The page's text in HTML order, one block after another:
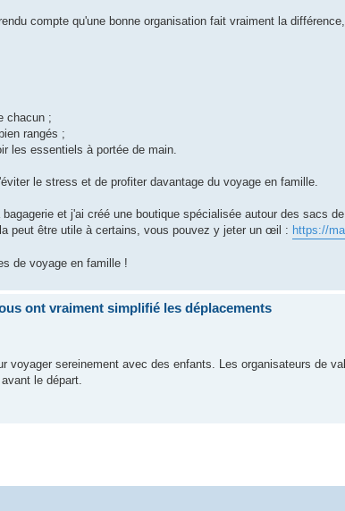
compte qu'une bonne organisation fait vraiment la
chacun ;
rangés ;
les essentiels à portée de main.
le stress et de profiter davantage du voyage en famille.
et j'ai créé une boutique spécialisée autour des sacs
peut être utile à certains, vous pouvez y jeter un œil : https://
de voyage en famille !
ont vraiment simplifié les déplacements
voyager sereinement avec des enfants. Les organisateurs de
le départ.